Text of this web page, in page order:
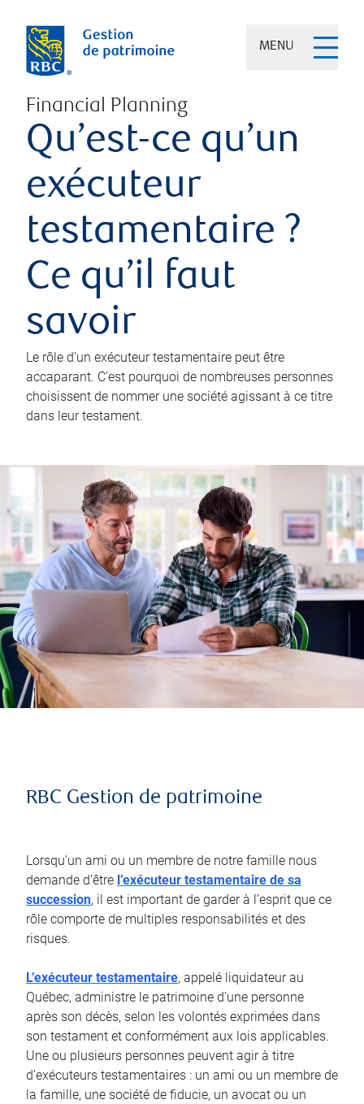
MENU
Financial Planning
Qu’est-ce qu’un
exécuteur
testamentaire ?
Ce qu’il faut
savoir
Le rôle d’un exécuteur testamentaire peut être
accaparant. C’est pourquoi de nombreuses personnes
choisissent de nommer une société agissant à ce titre
dans leur testament.
RBC Gestion de patrimoine
Lorsqu’un ami ou un membre de notre famille nous
demande d’être l’exécuteur testamentaire de sa
succession, il est important de garder à l’esprit que ce
rôle comporte de multiples responsabilités et des
risques.
L’exécuteur testamentaire, appelé liquidateur au
Québec, administre le patrimoine d’une personne
après son décès, selon les volontés exprimées dans
son testament et conformément aux lois applicables.
Une ou plusieurs personnes peuvent agir à titre
d’exécuteurs testamentaires : un ami ou un membre de
la famille, une société de fiducie, un avocat ou un